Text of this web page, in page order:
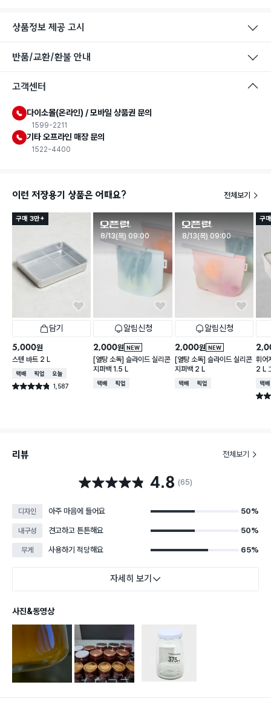
상품정보 제공 고시
반품/교환/환불 안내
고객센터
다이소몰(온라인) / 모바일 상품권 문의
1599-2211
기타 오프라인 매장 문의
1522-4400
이런 저장용기 상품은 어때요? 전체보기
구매 3만+
담기
5,000원
스텐 바트 2 L
택배배송매장픽업오늘배송
별점 4.8점 1,587
건 작성
판매시작
8/13(목) 09:00
알림신청
NEW
2,000원
[열탕 소독] 슬라이드 실리콘
지퍼백 1.5 L
택배배송매장픽업
판매시작
8/13(목) 09:00
알림신청
NEW
2,000원
[열탕 소독] 슬라이드 실리콘
지퍼백 2 L
택배배송매장픽업
구
휘어
2 L
택배
별점
리뷰 전체보기
별점 4.8점 4.8 (65)
디자인 아주 마음에 들어요 50%
내구성 견고하고 튼튼해요 50%
무게 사용하기 적당해요 65%
자세히 보기
사진&동영상